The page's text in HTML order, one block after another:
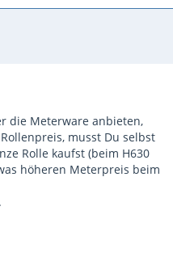
die Meterware anbieten,
musst Du selbst
Rolle kaufst (beim H630
höheren Meterpreis beim